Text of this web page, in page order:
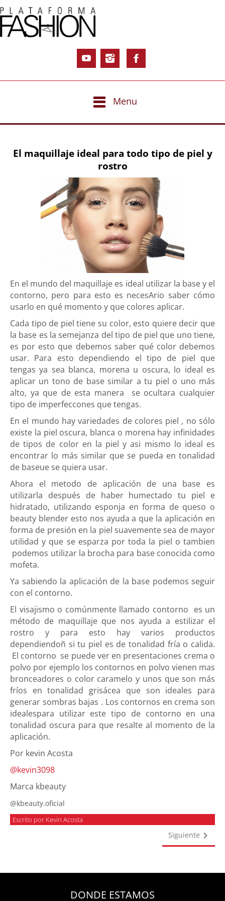
Menu
El maquillaje ideal para todo tipo de piel y
rostro
En el mundo del maquillaje es ideal utilizar la base y el
contorno, pero para esto es necesArio saber cómo
usarlo en qué momento y que colores aplicar.
Cada tipo de piel tiene su color, esto quiere decir que
la base es la semejanza del tipo de piel que uno tiene,
es por esto que debemos saber qué color debemos
usar. Para esto dependiendo el tipo de piel que
tengas ya sea blanca, morena u oscura, lo ideal es
aplicar un tono de base similar a tu piel o uno más
alto, ya que de esta manera se ocultara cualquier
tipo de imperfeccones que tengas.
En el mundo hay variedades de colores piel , no sólo
existe la piel oscura, blanca o morena hay infinidades
de tipos de color en la piel y asi mismo lo ideal es
encontrar lo más similar que se pueda en tonalidad
de baseue se quiera usar.
Ahora el metodo de aplicación de una base es
utilizarla después de haber humectado tu piel e
hidratado, utilizando esponja en forma de queso o
beauty blender esto nos ayuda a que la aplicación en
forma de presión en la piel suavemente sea de mayor
utilidad y que se esparza por toda la piel o tambien
podemos utilizar la brocha para base conocida como
mofeta.
Ya sabiendo la aplicación de la base podemos seguir
con el contorno.
El visajismo o comúnmente llamado contorno es un
método de maquillaje que nos ayuda a estilizar el
rostro y para esto hay varios productos
dependiendoñ si tu piel es de tonalidad fría o calida.
El contorno se puede ver en presentaciones crema o
polvo por ejemplo los contornos en polvo vienen mas
bronceadores o color caramelo y unos que son más
fríos en tonalidad grisácea que son ideales para
generar sombras bajas . Los contornos en crema son
idealespara utilizar este tipo de contorno en una
tonalidad oscura para que resalte al momento de la
aplicación.
Por kevin Acosta
@kevin3098
Marca kbeauty
@kbeauty.oficial
Escrito por Kevin Acosta
Siguiente
DONDE ESTAMOS